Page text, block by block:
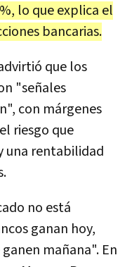
lo que explica el
bancarias.
que los
"señales
con márgenes
riesgo que
una rentabilidad
no está
ganan hoy,
mañana". En